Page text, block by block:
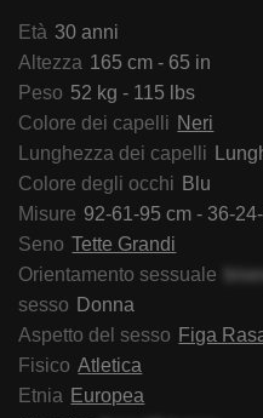
Età 30 anni
Altezza 165 cm - 65 in
Peso 52 kg - 115 lbs
Colore dei capelli Neri
Lunghezza dei capelli
Colore degli occhi Blu
Misure 92-61-95 cm - 36-
Seno Tette Grandi
Orientamento sessuale
sesso Donna
Aspetto del sesso Figa
Fisico Atletica
Etnia Europea